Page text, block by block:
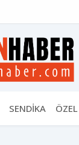
SENDİKA